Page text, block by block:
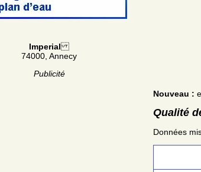
Imperial
74000, Annecy
Publicité
Nouveau :
Qualité
Données